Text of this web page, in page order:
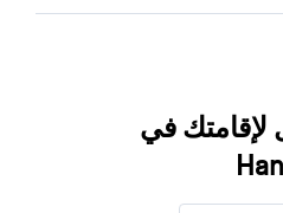
لإقامتك في